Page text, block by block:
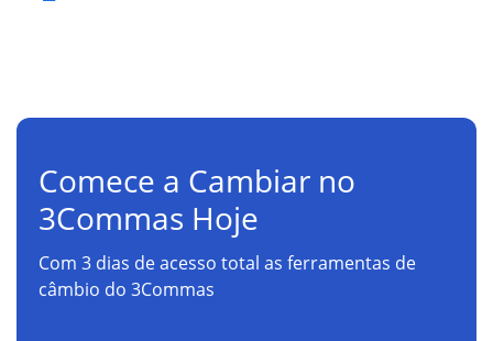
Comece a Cambiar no
3Commas Hoje
Com 3 dias de acesso total as ferramentas de
câmbio do 3Commas